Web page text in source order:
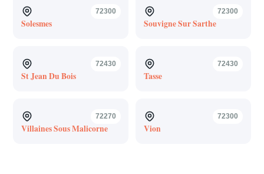
72300
Solesmes
72300
Souvigne Sur Sarthe
72430
St Jean Du Bois
72430
Tasse
72270
Villaines Sous Malicorne
72300
Vion